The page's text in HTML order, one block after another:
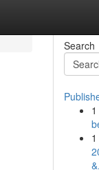
Search
1
1